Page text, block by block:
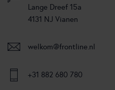
Lange Dreef 15a
4131 NJ Vianen
welkom@frontline.nl
+31 882 680 780